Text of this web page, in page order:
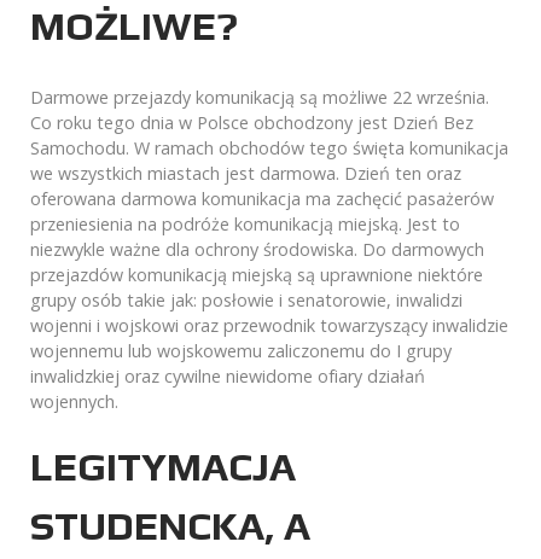
MOŻLIWE?
Darmowe przejazdy komunikacją są możliwe 22 września.
Co roku tego dnia w Polsce obchodzony jest Dzień Bez
Samochodu. W ramach obchodów tego święta komunikacja
we wszystkich miastach jest darmowa. Dzień ten oraz
oferowana darmowa komunikacja ma zachęcić pasażerów
przeniesienia na podróże komunikacją miejską. Jest to
niezwykle ważne dla ochrony środowiska. Do darmowych
przejazdów komunikacją miejską są uprawnione niektóre
grupy osób takie jak: posłowie i senatorowie, inwalidzi
wojenni i wojskowi oraz przewodnik towarzyszący inwalidzie
wojennemu lub wojskowemu zaliczonemu do I grupy
inwalidzkiej oraz cywilne niewidome ofiary działań
wojennych.
LEGITYMACJA
STUDENCKA, A